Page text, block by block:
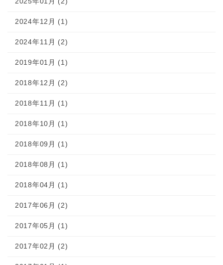
2024年12月 (1)
2024年11月 (2)
2019年01月 (1)
2018年12月 (2)
2018年11月 (1)
2018年10月 (1)
2018年09月 (1)
2018年08月 (1)
2018年04月 (1)
2017年06月 (2)
2017年05月 (1)
2017年02月 (2)